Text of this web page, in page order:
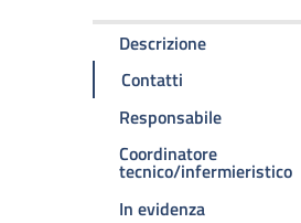
Descrizionedella pagina
Contatti
Responsabiledella
Coordinatore
tecnico/infermieristico
In evidenzadella pagina